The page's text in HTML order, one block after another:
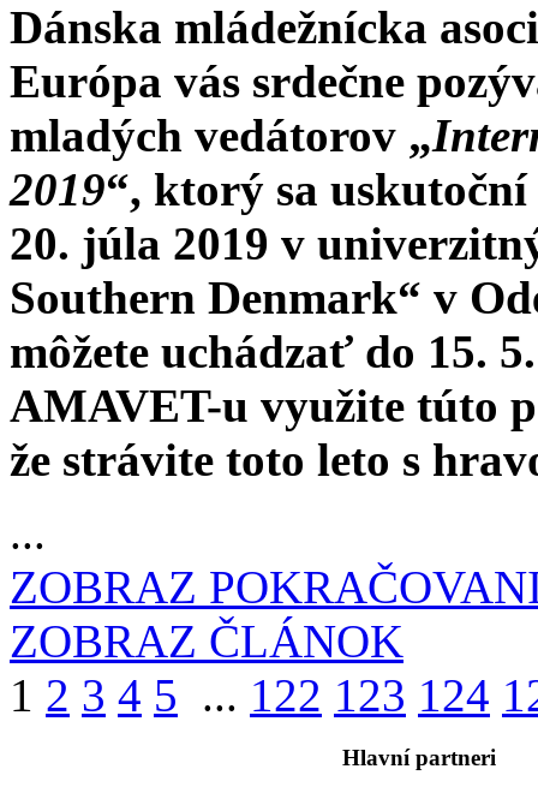
Dánska mládežnícka
Európa vás srdečne
mladých vedátorov „
2019“, ktorý sa
20. júla 2019 v
Southern Denmark“ v
môžete uchádzať do 15.
AMAVET-u využite túto
že strávite toto leto s
...
ZOBRAZ
ZOBRAZ ČLÁNOK
1 2 3 4 5 ... 122 123 124
Hlavní partneri